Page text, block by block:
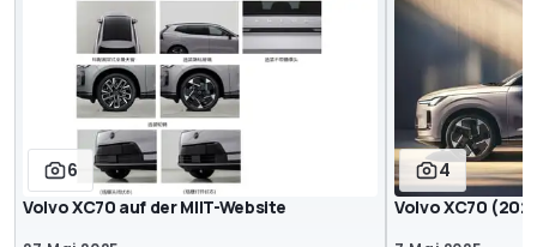
6
Volvo XC70 auf der MIIT-Website
4
Volvo XC70